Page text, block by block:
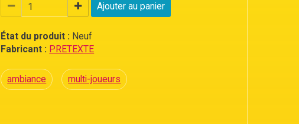
Ajouter au panier
État du produit : Neuf
Fabricant : PRETEXTE
ambiance multi-joueurs